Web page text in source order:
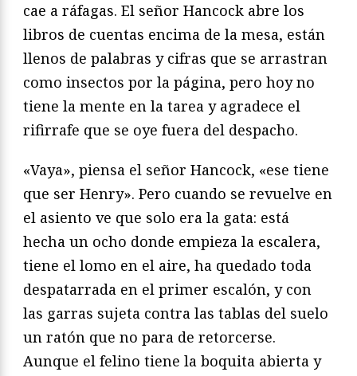
cae a ráfagas. El señor Hancock abre los
libros de cuentas encima de la mesa, están
llenos de palabras y cifras que se arrastran
como insectos por la página, pero hoy no
tiene la mente en la tarea y agradece el
rifirrafe que se oye fuera del despacho.
«Vaya», piensa el señor Hancock, «ese tiene
que ser Henry». Pero cuando se revuelve en
el asiento ve que solo era la gata: está
hecha un ocho donde empieza la escalera,
tiene el lomo en el aire, ha quedado toda
despatarrada en el primer escalón, y con
las garras sujeta contra las tablas del suelo
un ratón que no para de retorcerse.
Aunque el felino tiene la boquita abierta y